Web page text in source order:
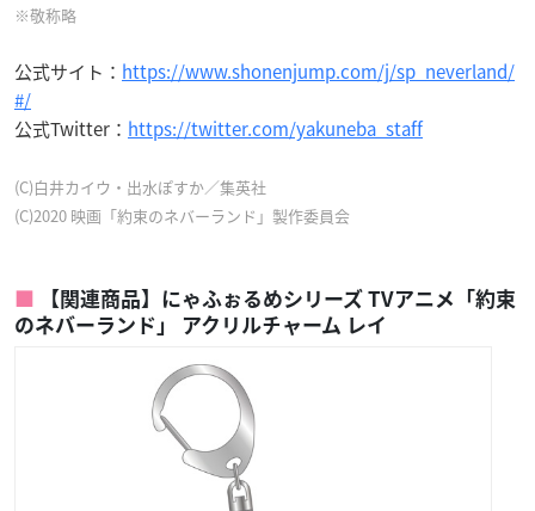
※敬称略
公式サイト： https://www.shonenjump.com/j/sp_neverland/
#/
公式Twitter： https://twitter.com/yakuneba_staff
(C)白井カイウ・出水ぽすか／集英社
(C)2020 映画「約束のネバーランド」製作委員会
【関連商品】にゃふぉるめシリーズ TVアニメ「約束
のネバーランド」 アクリルチャーム レイ